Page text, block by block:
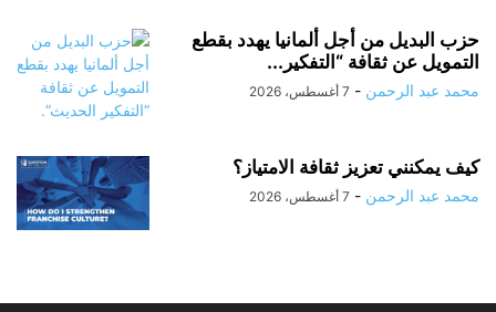
حزب البديل من أجل ألمانيا يهدد بقطع
التمويل عن ثقافة “التفكير...
محمد عبد الرحمن - 7 أغسطس، 2026
كيف يمكنني تعزيز ثقافة الامتياز؟
محمد عبد الرحمن - 7 أغسطس، 2026